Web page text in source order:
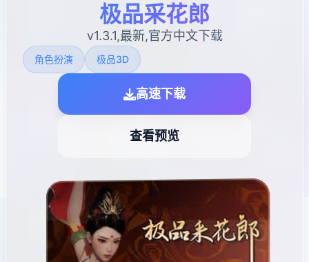
极品采花郎
v1.3.1,最新,官方中文下载
角色扮演 极品3D
高速下载
查看预览